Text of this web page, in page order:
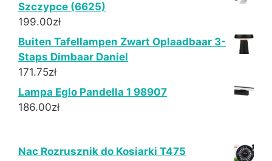
Szczypce (6625)
199.00zł
Buiten Tafellampen Zwart Oplaadbaar 3-
Staps Dimbaar Daniel
171.75zł
Lampa Eglo Pandella 1 98907
186.00zł
Nac Rozrusznik do Kosiarki T475